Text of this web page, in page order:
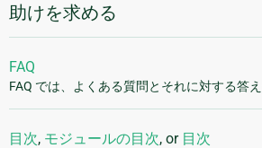
助けを求める
FAQ
FAQ では、よくある質問とそれに対する答え
目次, モジュールの目次, or 目次